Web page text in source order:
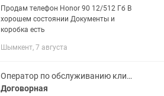
Продам телефон Honor 90 12/512 Гб В
хорошем состоянии Документы и
коробка есть
Шымкент, 7 августа
Оператор по обслуживанию клиентов по телефону
Договорная